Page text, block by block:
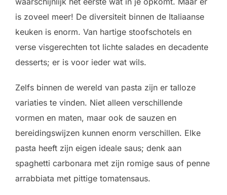
is zoveel meer! De diversiteit binnen de Italiaanse
keuken is enorm. Van hartige stoofschotels en
verse visgerechten tot lichte salades en decadente
desserts; er is voor ieder wat wils.
Zelfs binnen de wereld van pasta zijn er talloze
variaties te vinden. Niet alleen verschillende
vormen en maten, maar ook de sauzen en
bereidingswijzen kunnen enorm verschillen. Elke
pasta heeft zijn eigen ideale saus; denk aan
spaghetti carbonara met zijn romige saus of penne
arrabbiata met pittige tomatensaus.